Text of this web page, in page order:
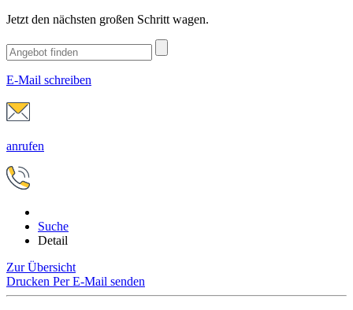
Jetzt den nächsten großen Schritt wagen.
E-Mail schreiben
anrufen
Suche
Detail
Zur Übersicht
Drucken Per E-Mail senden